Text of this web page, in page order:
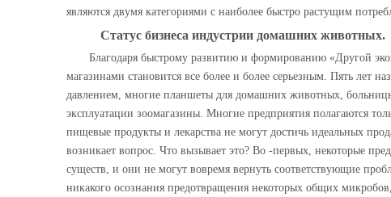
являются двумя категориями с наиболее быстро растущим
Статус бизнеса индустрии домашних животных.
Благодаря быстрому развитию и формированию «Другой
магазинами становится все более и более серьезным. Пять
давлением, многие планшеты для домашних животных,
эксплуатации зоомагазины. Многие предприятия полагаются
пищевые продукты и лекарства не могут достичь идеальных
возникает вопрос. Что вызывает это? Во -первых, некоторые
существ, и они не могут вовремя вернуть соответствующие
никакого осознания предотвращения некоторых общих